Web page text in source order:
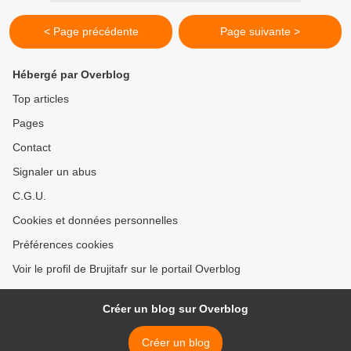
< Page précédente Page suivante >
Hébergé par Overblog
Top articles
Pages
Contact
Signaler un abus
C.G.U.
Cookies et données personnelles
Préférences cookies
Voir le profil de Brujitafr sur le portail Overblog
Créer un blog sur Overblog
Créer un blog